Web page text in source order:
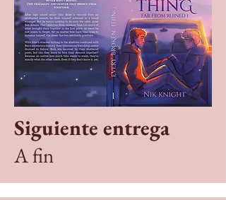
Siguiente entrega
A fin